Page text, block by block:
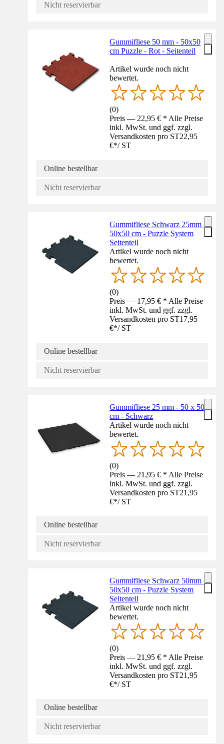
Nicht reservierbar
Gummifliese 50 mm - 50x50
cm Puzzle - Rot - Seitenteil
Artikel wurde noch nicht
bewertet.
(0)
Preis — 22,95 € * Alle Preise
inkl. MwSt. und ggf. zzgl.
Versandkosten pro ST22,95
€*/ ST
Online bestellbar
Nicht reservierbar
Gummifliese Schwarz 25mm -
50x50 cm - Puzzle System
Seitenteil
Artikel wurde noch nicht
bewertet.
(0)
Preis — 17,95 € * Alle Preise
inkl. MwSt. und ggf. zzgl.
Versandkosten pro ST17,95
€*/ ST
Online bestellbar
Nicht reservierbar
Gummifliese 25 mm - 50 x 50
cm - Schwarz
Artikel wurde noch nicht
bewertet.
(0)
Preis — 21,95 € * Alle Preise
inkl. MwSt. und ggf. zzgl.
Versandkosten pro ST21,95
€*/ ST
Online bestellbar
Nicht reservierbar
Gummifliese Schwarz 50mm -
50x50 cm - Puzzle System
Seitenteil
Artikel wurde noch nicht
bewertet.
(0)
Preis — 21,95 € * Alle Preise
inkl. MwSt. und ggf. zzgl.
Versandkosten pro ST21,95
€*/ ST
Online bestellbar
Nicht reservierbar